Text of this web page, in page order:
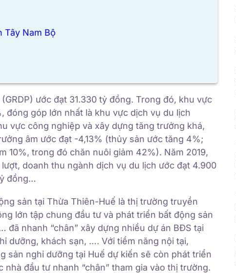
Tây Nam Bộ
ước đạt 31.330 tỷ đồng. Trong đó, khu vực
đóng góp lớn nhất là khu vực dịch vụ du lịch
vực công nghiệp và xây dựng tăng trưởng khá,
âm ước đạt -4,13% (thủy sản ước tăng 4%;
10%, trong đó chăn nuôi giảm 42%). Năm 2019,
doanh thu ngành dịch vụ du lịch ước đạt 4.900
đồng…
sản tại Thừa Thiên-Huế là thị trường truyền
lớn tập chung đầu tư và phát triển bất động sản
đã nhanh “chân” xây dựng nhiều dự án BĐS tại
dưỡng, khách sạn, …. Với tiềm năng nội tại,
sản nghỉ dưỡng tại Huế dự kiến sẽ còn phát triển
đầu tư nhanh “chân” tham gia vào thị trường.